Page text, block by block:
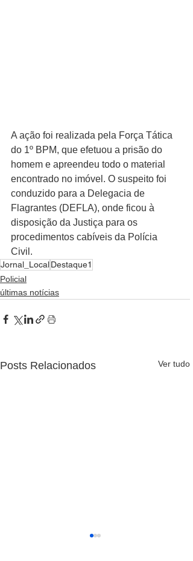
A ação foi realizada pela Força Tática
do 1º BPM, que efetuou a prisão do
homem e apreendeu todo o material
encontrado no imóvel. O suspeito foi
conduzido para a Delegacia de
Flagrantes (DEFLA), onde ficou à
disposição da Justiça para os
procedimentos cabíveis da Polícia
Civil.
Jornal_LocalDestaque1
Policial
últimas notícias
Posts Relacionados Ver tudo